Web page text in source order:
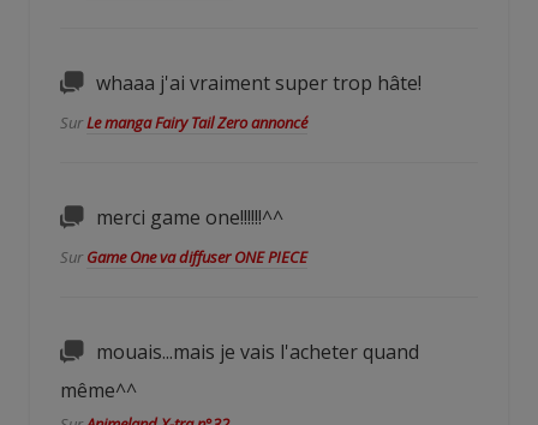
whaaa j'ai vraiment super trop hâte!
SurLe manga Fairy Tail Zero annoncé
merci game one!!!!!!^^
Sur Game One va diffuser ONE PIECE
mouais...mais je vais l'acheter quand
même^^